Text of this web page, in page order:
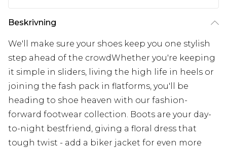
Beskrivning
We'll make sure your shoes keep you one stylish
step ahead of the crowdWhether you're keeping
it simple in sliders, living the high life in heels or
joining the fash pack in flatforms, you'll be
heading to shoe heaven with our fashion-
forward footwear collection. Boots are your day-
to-night bestfriend, giving a floral dress that
tough twist - add a biker jacket for even more